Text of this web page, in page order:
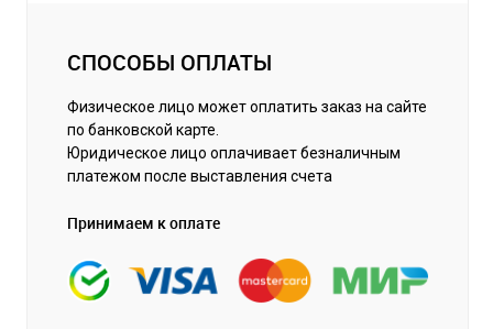
СПОСОБЫ ОПЛАТЫ
Физическое лицо может оплатить заказ на сайте
по банковской карте.
Юридическое лицо оплачивает безналичным
платежом после выставления счета
Принимаем к оплате